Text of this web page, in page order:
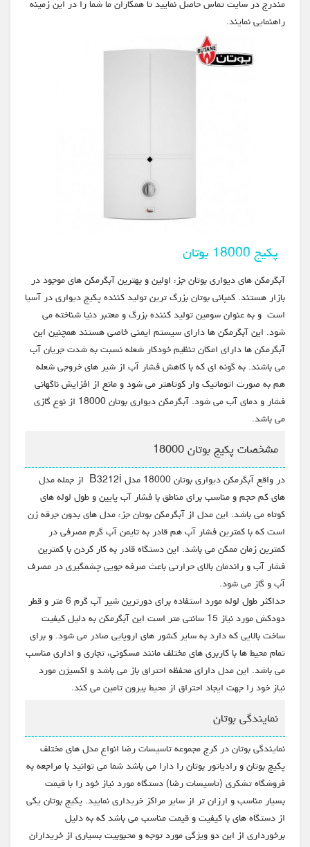
مندرج در سایت تماس حاصل نمایید تا همکاران ما شما را در این زمینه
راهنمایی نمایند.
پکیج 18000 بوتان
آبگرمکن های دیواری بوتان جزء اولین و بهترین آبگرمکن های موجود در
بازار هستند. کمپانی بوتان بزرگ ترین تولید کننده پکیج دیواری در آسیا
است و به عنوان سومین تولید کننده بزرگ و معتبر دنیا شناخته می
شود. این آبگرمکن ها دارای سیستم ایمنی خاصی هستند همچنین این
آبگرمکن ها دارای امکان تنظیم خودکار شعله نسبت به شدت جریان آب
می باشند. به گونه ای که با کاهش فشار آب از شیر های خروجی شعله
هم به صورت اتوماتیک وار کوتاهتر می شود و مانع از افزایش ناگهانی
فشار و دمای آب می شود. آبگرمکن دیواری بوتان 18000 از نوع گازی
می باشد.
مشخصات پکیج بوتان 18000
در واقع آبگرمکن دیواری بوتان 18000 مدل B3212i از جمله مدل
های کم حجم و مناسب برای مناطق با فشار آب پایین و طول لوله های
کوتاه می باشد. این مدل از آبگرمکن بوتان جزء مدل های بدون جرقه زن
است که با کمترین فشار آب هم قادر به تایمن آب گرم مصرفی در
کمترین زمان ممکن می باشد. این دستگاه قادر به کار کردن با کمترین
فشار آب و راندمان بالای حرارتی باعث صرفه جویی چشمگیری در مصرف
آب و گاز می شود.
حداکثر طول لوله مورد استفاده برای دورترین شیر آب گرم 6 متر و قطر
دودکش مورد نیاز 15 سانتی متر است این آبگرمکن به دلیل کیفیت
ساخت بالایی که دارد به سایر کشور های اروپایی صادر می شود. و برای
تمام محیط ها با کاربری های مختلف مانند مسکونی، تجاری و اداری مناسب
می باشد. این مدل دارای محفظه احتراق باز می باشد و اکسیژن مورد
نیاز خود را جهت ایجاد احتراق از محیط بیرون تامین می کند.
نمایندگی بوتان
نمایندگی بوتان در کرج مجموعه تاسیسات رضا انواع مدل های مختلف
پکیج بوتان و رادیاتور بوتان را دارا می باشد شما می توانید با مراجعه به
فروشگاه تشکری (تاسیسات رضا) دستگاه مورد نیاز خود را با قیمت
بسیار مناسب و ارزان تر از سایر مراکز خریداری نمایید. پکیج بوتان یکی
از دستگاه های با کیفیت و قیمت مناسب می باشد که به دلیل
برخورداری از این دو ویژگی مورد توجه و محبوبیت بسیاری از خریداران